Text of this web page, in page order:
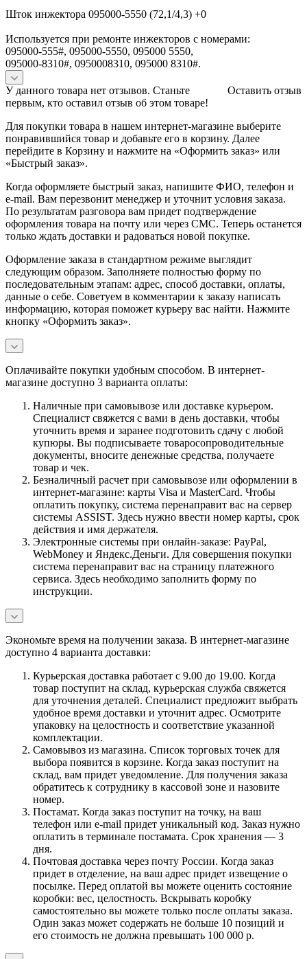
Шток инжектора 095000-5550 (72,1/4,3) +0
Используется при ремонте инжекторов с номерами:
095000-555#, 095000-5550, 095000 5550,
095000-8310#, 0950008310, 095000 8310#.
Оставить отзыв
У данного товара нет отзывов. Станьте
первым, кто оставил отзыв об этом товаре!
Для покупки товара в нашем интернет-магазине выберите
понравившийся товар и добавьте его в корзину. Далее
перейдите в Корзину и нажмите на «Оформить заказ» или
«Быстрый заказ».
Когда оформляете быстрый заказ, напишите ФИО, телефон и
e-mail. Вам перезвонит менеджер и уточнит условия заказа.
По результатам разговора вам придет подтверждение
оформления товара на почту или через СМС. Теперь останется
только ждать доставки и радоваться новой покупке.
Оформление заказа в стандартном режиме выглядит
следующим образом. Заполняете полностью форму по
последовательным этапам: адрес, способ доставки, оплаты,
данные о себе. Советуем в комментарии к заказу написать
информацию, которая поможет курьеру вас найти. Нажмите
кнопку «Оформить заказ».
Оплачивайте покупки удобным способом. В интернет-
магазине доступно 3 варианта оплаты:
Наличные при самовывозе или доставке курьером.
Специалист свяжется с вами в день доставки, чтобы
уточнить время и заранее подготовить сдачу с любой
купюры. Вы подписываете товаросопроводительные
документы, вносите денежные средства, получаете
товар и чек.
Безналичный расчет при самовывозе или оформлении в
интернет-магазине: карты Visa и MasterCard. Чтобы
оплатить покупку, система перенаправит вас на сервер
системы ASSIST. Здесь нужно ввести номер карты, срок
действия и имя держателя.
Электронные системы при онлайн-заказе: PayPal,
WebMoney и Яндекс.Деньги. Для совершения покупки
система перенаправит вас на страницу платежного
сервиса. Здесь необходимо заполнить форму по
инструкции.
Экономьте время на получении заказа. В интернет-магазине
доступно 4 варианта доставки:
Курьерская доставка работает с 9.00 до 19.00. Когда
товар поступит на склад, курьерская служба свяжется
для уточнения деталей. Специалист предложит выбрать
удобное время доставки и уточнит адрес. Осмотрите
упаковку на целостность и соответствие указанной
комплектации.
Самовывоз из магазина. Список торговых точек для
выбора появится в корзине. Когда заказ поступит на
склад, вам придет уведомление. Для получения заказа
обратитесь к сотруднику в кассовой зоне и назовите
номер.
Постамат. Когда заказ поступит на точку, на ваш
телефон или e-mail придет уникальный код. Заказ нужно
оплатить в терминале постамата. Срок хранения — 3
дня.
Почтовая доставка через почту России. Когда заказ
придет в отделение, на ваш адрес придет извещение о
посылке. Перед оплатой вы можете оценить состояние
коробки: вес, целостность. Вскрывать коробку
самостоятельно вы можете только после оплаты заказа.
Один заказ может содержать не больше 10 позиций и
его стоимость не должна превышать 100 000 р.